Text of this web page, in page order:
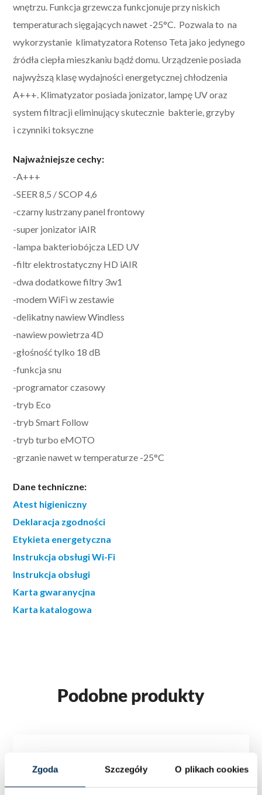
Zgoda Szczegóły O plikach cookies
wnętrzu. Funkcja grzewcza funkcjonuje przy niskich
temperaturach sięgających nawet -25°C. Pozwala to na
wykorzystanie klimatyzatora Rotenso Teta jako jedynego
źródła ciepła mieszkaniu bądź domu. Urządzenie posiada
najwyższą klasę wydajności energetycznej chłodzenia
A+++. Klimatyzator posiada jonizator, lampę UV oraz
system filtracji eliminujący skutecznie bakterie, grzyby
i czynniki toksyczne
Najważniejsze cechy:
-A+++
-SEER 8,5 / SCOP 4,6
-czarny lustrzany panel frontowy
-super jonizator iAIR
-lampa bakteriobójcza LED UV
-filtr elektrostatyczny HD iAIR
-dwa dodatkowe filtry 3w1
-modem WiFi w zestawie
-delikatny nawiew Windless
-nawiew powietrza 4D
-głośność tylko 18 dB
-funkcja snu
-programator czasowy
-tryb Eco
-tryb Smart Follow
-tryb turbo eMOTO
-grzanie nawet w temperaturze -25°C
Dane techniczne:
Atest higieniczny
Deklaracja zgodności
Etykieta energetyczna
Instrukcja obsługi Wi-Fi
Instrukcja obsługi
Karta gwaranycjna
Karta katalogowa
Podobne produkty